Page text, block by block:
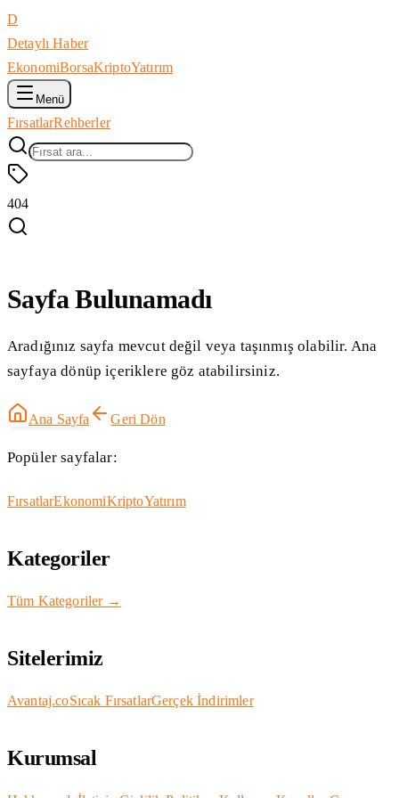
D
Detaylı Haber
EkonomiBorsaKriptoYatırım
Menü
FırsatlarRehberler
404
Sayfa Bulunamadı
Aradığınız sayfa mevcut değil veya taşınmış olabilir. Ana
sayfaya dönüp içeriklere göz atabilirsiniz.
Ana Sayfa Geri Dön
Popüler sayfalar:
FırsatlarEkonomiKriptoYatırım
Kategoriler
Tüm Kategoriler →
Sitelerimiz
Avantaj.coSıcak FırsatlarGerçek İndirimler
Kurumsal